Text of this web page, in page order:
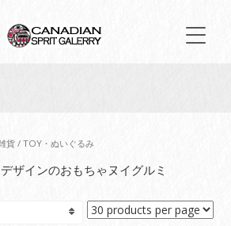
貨 / TOY・ぬいぐるみ
ザインのおもちゃヌイグルミ